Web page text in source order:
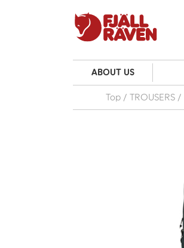
ABOUT US
Top TROUSERS